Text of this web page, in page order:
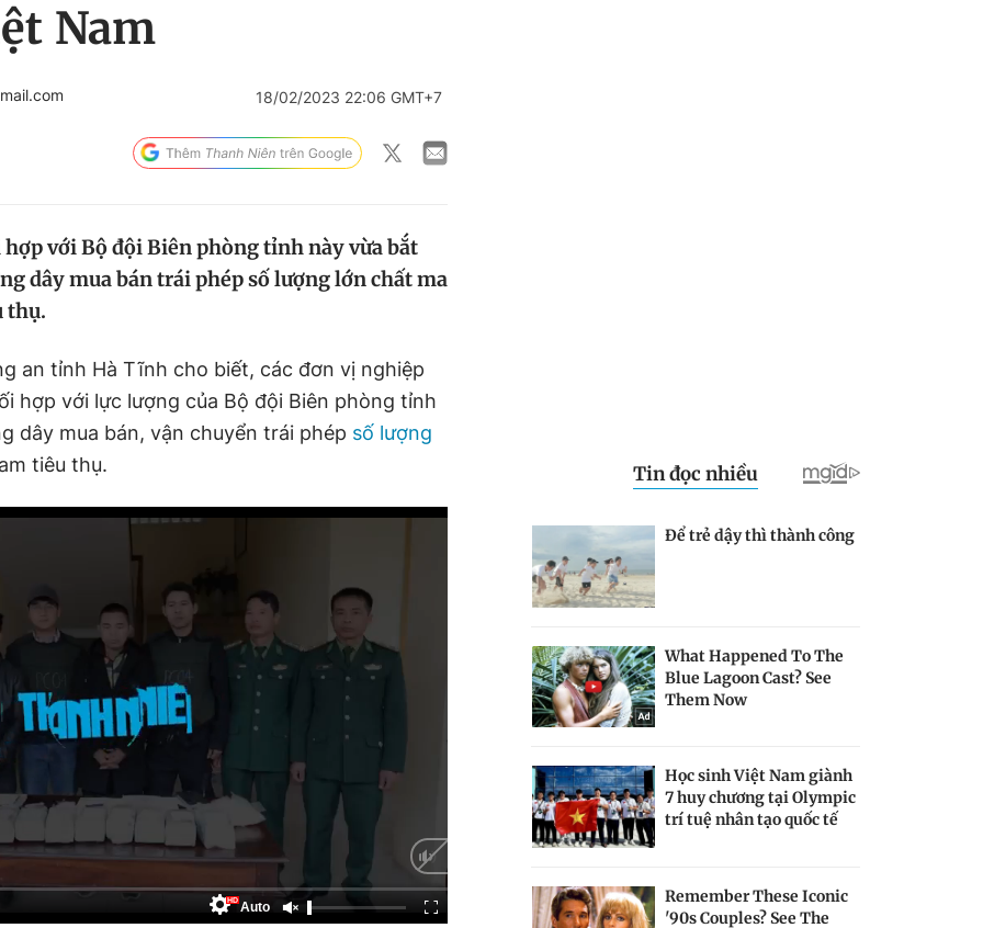
Nam
18/02/2023 22:06 GMT+7
với Bộ đội Biên phòng tỉnh này vừa bắt
dây mua bán trái phép số lượng lớn chất ma
thụ.
an tỉnh Hà Tĩnh cho biết, các đơn vị nghiệp
hợp với lực lượng của Bộ đội Biên phòng tỉnh
dây mua bán, vận chuyển trái phép số lượng
tiêu thụ.
HD Auto